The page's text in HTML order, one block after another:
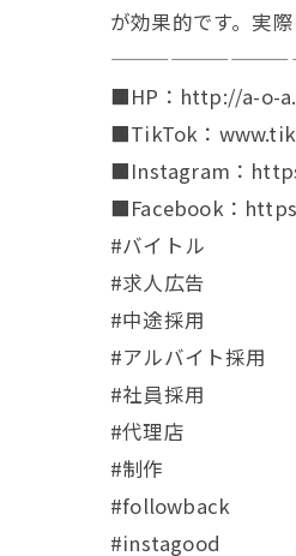
が効果的です。実
■HP：http://a-o-
■TikTok：
■Instagram：
■Facebook：
#バイトル
#求人広告
#中途採用
#アルバイト採用
#社員採用
#代理店
#制作
#followback
#instagood